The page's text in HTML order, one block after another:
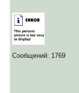
Сообщений: 1769